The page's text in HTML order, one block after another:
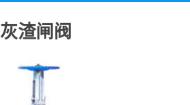
灰渣闸阀